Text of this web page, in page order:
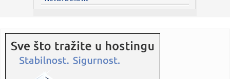
08:27: Pismo čitalaca: Stop krivolovu na prepelicu
08:27: